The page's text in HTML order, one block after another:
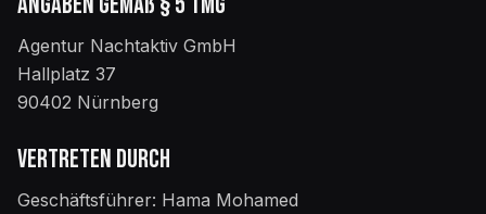
Agentur Nachtaktiv GmbH
Hallplatz 37
90402 Nürnberg
Vertreten durch
Geschäftsführer: Hama Mohamed